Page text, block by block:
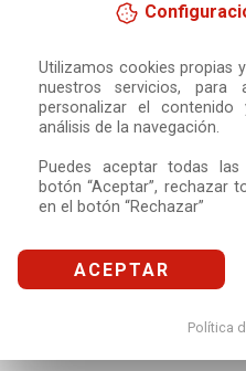
Utilizamos cookies propias
nuestros servicios, para
personalizar el contenido
análisis de la navegación.
Puedes aceptar todas
botón “Aceptar”, rechazar
en el botón “Rechazar”
ACEPTAR
Política